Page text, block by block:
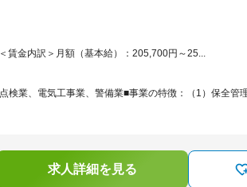
賃金内訳＞月額（基本給）：205,700円～25...
検業、電気工事業、警備業■事業の特徴：（1）保全管
求人詳細を見る